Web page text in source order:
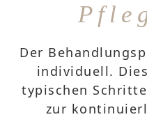
Der
individuell.
typischen
zur